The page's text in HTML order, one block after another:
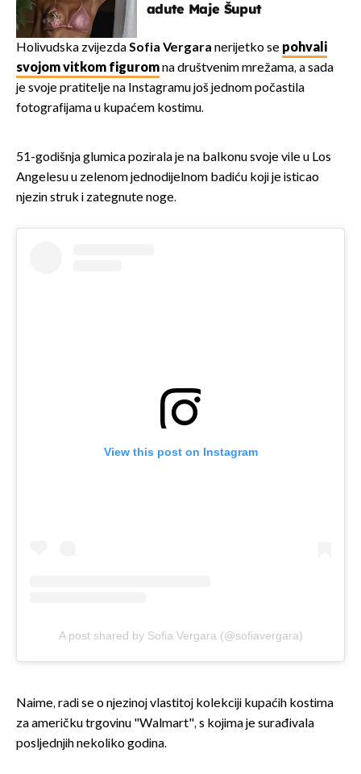
adute Maje Šuput
Holivudska zvijezdaSofia Vergara nerijetko se pohvali
svojom vitkom figuromna društvenim mrežama, a sada
je svoje pratitelje na Instagramu još jednom počastila
fotografijama u kupaćem kostimu.
51-godišnja glumica pozirala je na balkonu svoje vile u Los
Angelesu u zelenom jednodijelnom badiću koji je isticao
njezin struk i zategnute noge.
View this post on Instagram
A post shared by Sofia Vergara (@sofiavergara)
Naime, radi se o njezinoj vlastitoj kolekciji kupaćih kostima
za američku trgovinu "Walmart", s kojima je surađivala
posljednjih nekoliko godina.